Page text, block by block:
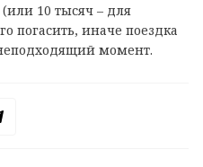
10 тысяч – для
погасить, иначе поездка
момент.